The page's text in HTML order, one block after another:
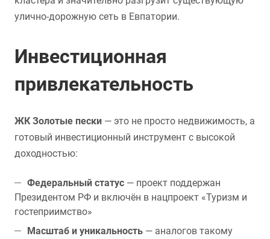
улично-дорожную сеть в Евпатории.
Инвестиционная
привлекательность
ЖК Золотые пески — это не просто недвижимость, а
готовый инвестиционный инструмент с высокой
доходностью:
Федеральный статус — проект поддержан
Президентом РФ и включён в нацпроект «Туризм и
гостеприимство»
Масштаб и уникальность — аналогов такому